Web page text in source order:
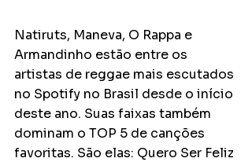
Natiruts, Maneva, O Rappa e
Armandinho estão entre os
artistas de reggae mais escutados
no Spotify no Brasil desde o início
deste ano. Suas faixas também
dominam o TOP 5 de canções
favoritas. São elas: Quero Ser Feliz